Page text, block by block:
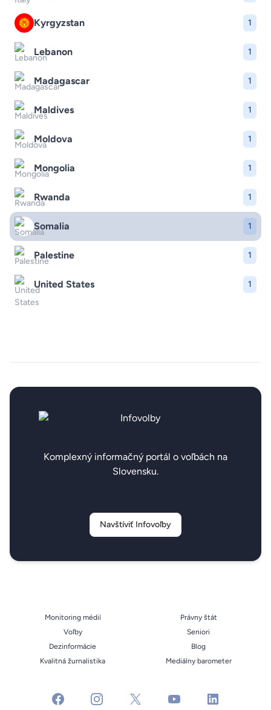
Kyrgyzstan 1
Lebanon 1
Madagascar 1
Maldives 1
Moldova 1
Mongolia 1
Rwanda 1
Somalia 1
Palestine 1
United States 1
Komplexný informačný portál o voľbách na
Slovensku.
Navštíviť Infovoľby
Monitoring médií
Voľby
Dezinformácie
Kvalitná žurnalistika
Právny štát
Seniori
Blog
Mediálny barometer
facebook instagramx youtube linkedin